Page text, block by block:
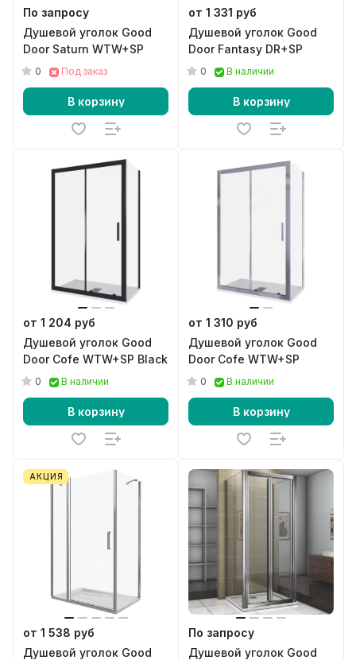
По запросу
Душевой уголок Good
Door Saturn WTW+SP
0 Под заказ
В корзину
от 1 331 руб
Душевой уголок Good
Door Fantasy DR+SP
0 В наличии
В корзину
от 1 204 руб
Душевой уголок Good
Door Cofe WTW+SP Black
0 В наличии
В корзину
от 1 310 руб
Душевой уголок Good
Door Cofe WTW+SP
0 В наличии
В корзину
АКЦИЯ
от 1 538 руб
Душевой уголок Good
По запросу
Душевой уголок Good